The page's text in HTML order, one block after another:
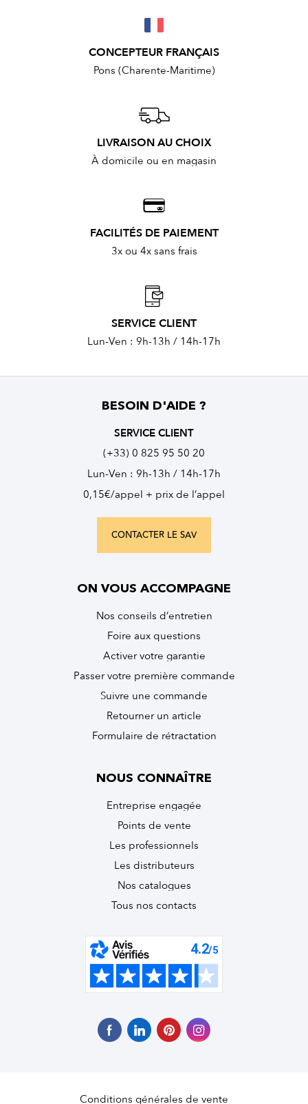
CONCEPTEUR FRANÇAIS
Pons (Charente-Maritime)
LIVRAISON AU CHOIX
À domicile ou en magasin
FACILITÉS DE PAIEMENT
3x ou 4x sans frais
SERVICE CLIENT
Lun-Ven : 9h-13h / 14h-17h
BESOIN D'AIDE ?
SERVICE CLIENT
(+33) 0 825 95 50 20
Lun-Ven : 9h-13h / 14h-17h
0,15€/appel + prix de l’appel
CONTACTER LE SAV
ON VOUS ACCOMPAGNE
Nos conseils d’entretien
Foire aux questions
Activer votre garantie
Passer votre première commande
Suivre une commande
Retourner un article
Formulaire de rétractation
NOUS CONNAÎTRE
Entreprise engagée
Points de vente
Les professionnels
Les distributeurs
Nos catalogues
Tous nos contacts
Conditions générales de vente